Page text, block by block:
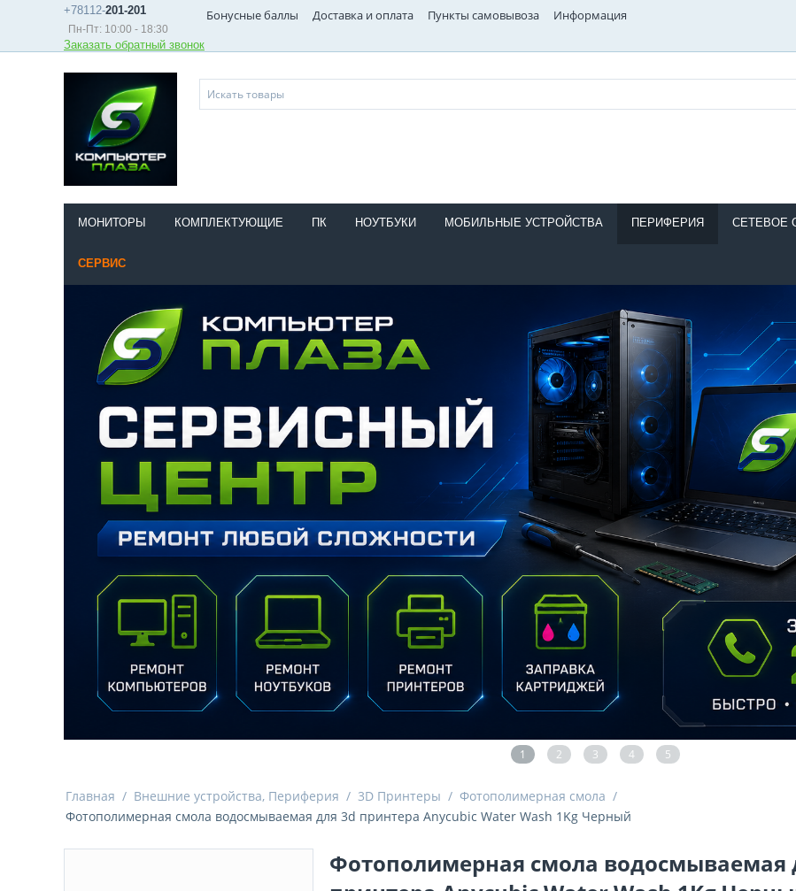
+78112-201-201
Пн-Пт: 10:00 - 18:30
Заказать обратный звонок
Бонусные баллы Доставка и оплата Пункты самовывоза Информация
МОНИТОРЫ КОМПЛЕКТУЮЩИЕ ПК НОУТБУКИ МОБИЛЬНЫЕ УСТРОЙСТВА ПЕРИФЕРИЯ СЕТЕВОЕ
СЕРВИС
1 2 3 4 5
Главная / Внешние устройства, Периферия / 3D Принтеры / Фотополимерная смола /
Фотополимерная смола водосмываемая для 3d принтера Anycubic Water Wash 1Kg Черный
Фотополимерная смола водосмываемая